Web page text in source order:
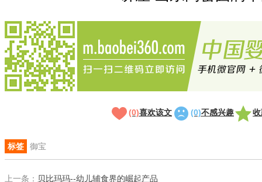
(0)喜欢该文 (0)不感兴趣
标签 御宝
上一条： 贝比玛玛--幼儿辅食界的崛起产品